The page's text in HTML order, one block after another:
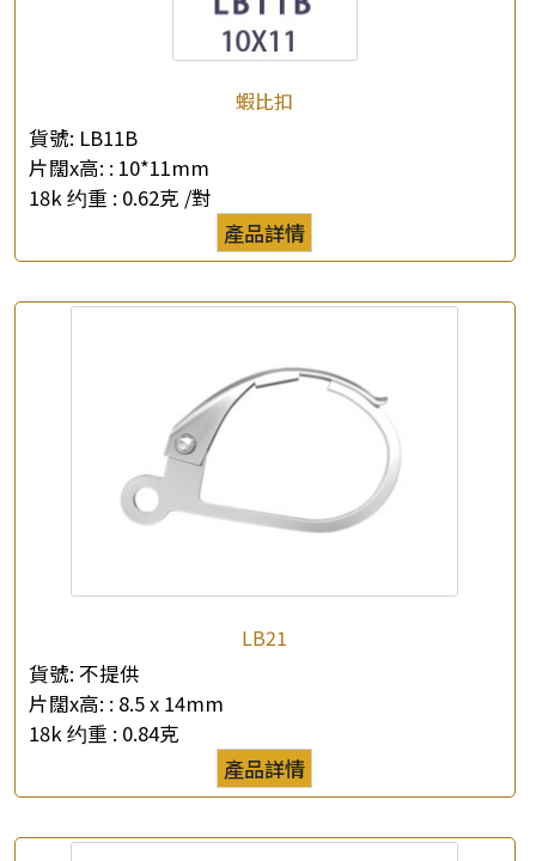
×
e-mail
*聯絡電話
查詢以下產品
蝦比扣
貨號: LB11B
片闊x高: : 10*11mm
18k 约重 : 0.62克 /對
產品詳情
LB21
貨號: 不提供
片闊x高: : 8.5 x 14mm
18k 约重 : 0.84克
產品詳情